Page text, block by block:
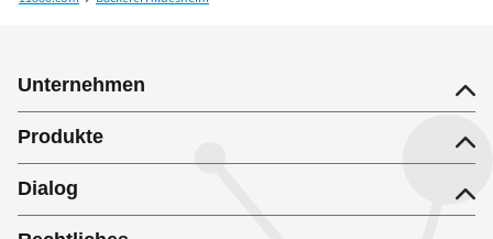
Unternehmen
Produkte
Dialog